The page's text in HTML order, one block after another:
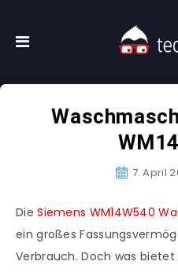
7. April
DieSiemens WM14W540
ein großes
Verbrauch. Doch was bietet